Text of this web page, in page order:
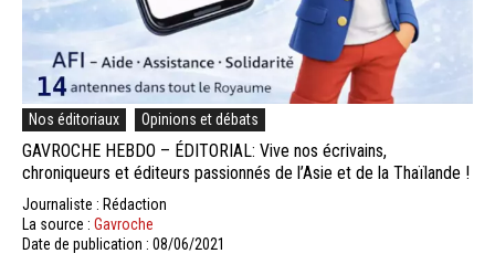
Nos éditoriaux Opinions et débats
GAVROCHE HEBDO – ÉDITORIAL: Vive nos écrivains,
chroniqueurs et éditeurs passionnés de l’Asie et de la Thaïlande !
Journaliste : Rédaction
La source : Gavroche
Date de publication : 08/06/2021